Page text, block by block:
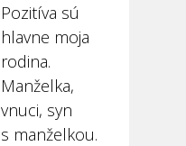
Pozitíva sú
hlavne moja
rodina.
Manželka,
vnuci, syn
s manželkou.